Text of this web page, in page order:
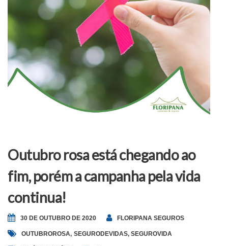
Outubro rosa está chegando ao
fim, porém a campanha pela vida
continua!
30 DE OUTUBRO DE 2020 FLORIPANA SEGUROS
OUTUBROROSA, SEGURODEVIDAS, SEGUROVIDA